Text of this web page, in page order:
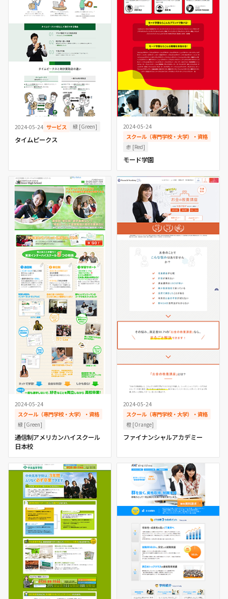
2024-05-24 サービス 緑 [Green]
タイムピークス
2024-05-24
スクール（専門学校・大学）・資格
赤 [Red]
モード学園
2024-05-24
スクール（専門学校・大学）・資格
緑 [Green]
通信制アメリカンハイスクール
日本校
2024-05-24
スクール（専門学校・大学）・資格
橙 [Orange]
ファイナンシャルアカデミー